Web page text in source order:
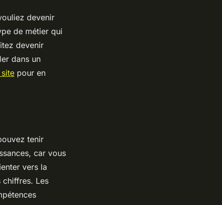
devenir
de métier qui
devenir
dans un
pour en
tenir
car vous
vers la
chiffres. Les